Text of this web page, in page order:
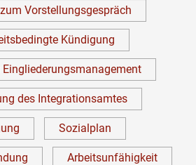
Vorstellungsgespräch
Kündigung
des Integrationsamtes
Sozialplan
Arbeitsunfähigkeit